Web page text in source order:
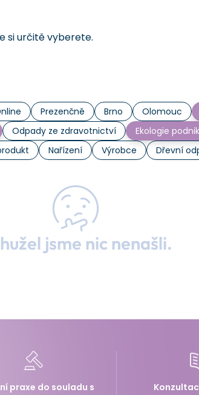
si určitě vyberete.
Prezenčně Brno Olomouc
Odpady ze zdravotnictví Ekologie
Nařízení Výrobce Dřevní
jsme nic nenašli.
praxe do souladu s